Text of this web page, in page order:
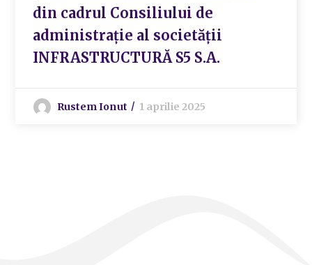
din cadrul Consiliului de
administrație al societății
INFRASTRUCTURĂ S5 S.A.
Rustem Ionut 1 aprilie 2025